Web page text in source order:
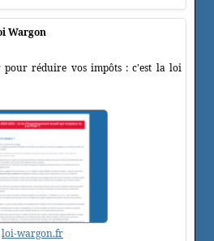
Wargon
pour réduire vos impôts : c'est la loi
loi-wargon.fr